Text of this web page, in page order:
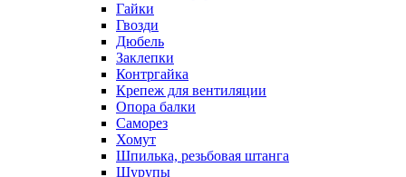
Гайки
Гвозди
Дюбель
Заклепки
Контргайка
Крепеж для вентиляции
Опора балки
Саморез
Хомут
Шпилька, резьбовая штанга
Шурупы